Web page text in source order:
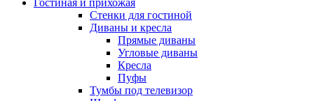
Гостиная и прихожая
Стенки для гостиной
Диваны и кресла
Прямые диваны
Угловые диваны
Кресла
Пуфы
Тумбы под телевизор